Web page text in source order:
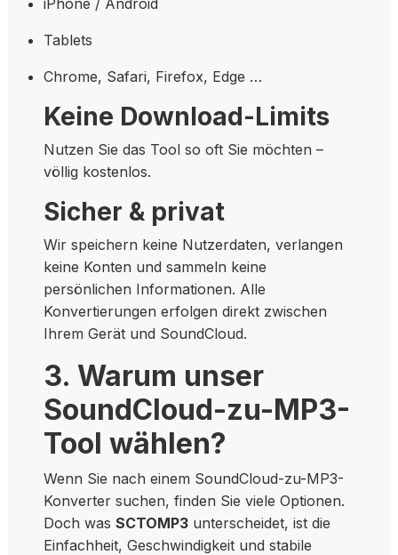
Tablets
Chrome, Safari, Firefox, Edge …
Keine Download-Limits
Nutzen Sie das Tool so oft Sie möchten –
völlig kostenlos.
Sicher & privat
Wir speichern keine Nutzerdaten, verlangen
keine Konten und sammeln keine
persönlichen Informationen. Alle
Konvertierungen erfolgen direkt zwischen
Ihrem Gerät und SoundCloud.
3. Warum unser
SoundCloud-zu-MP3-
Tool wählen?
Wenn Sie nach einem SoundCloud-zu-MP3-
Konverter suchen, finden Sie viele Optionen.
Doch was SCTOMP3unterscheidet, ist die
Einfachheit, Geschwindigkeit und stabile